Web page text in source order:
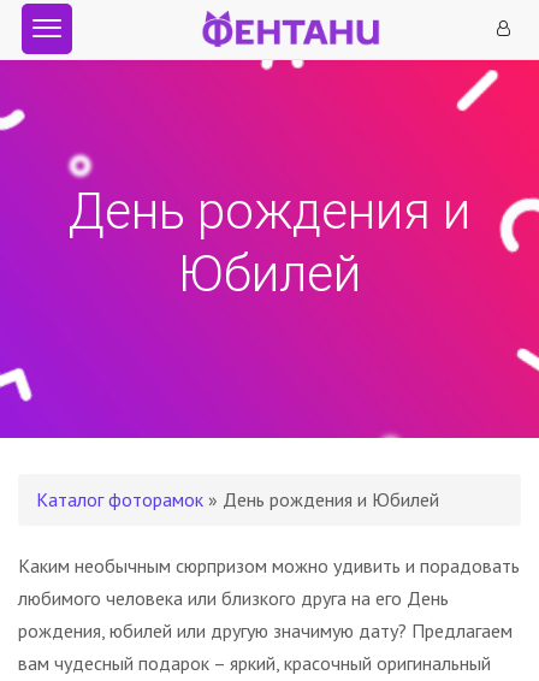
День рождения и
Юбилей
Каталог фоторамок » День рождения и Юбилей
Каким необычным сюрпризом можно удивить и порадовать
любимого человека или близкого друга на его День
рождения, юбилей или другую значимую дату? Предлагаем
вам чудесный подарок – яркий, красочный оригинальный